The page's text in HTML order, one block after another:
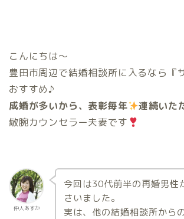
こんにちは〜
豊田市周辺で結婚相談所に入るなら『
おすすめ♪
成婚が多いから、表彰毎年
連続いた
敏腕カウンセラー夫妻です
仲人あすか
今回は30代前半の再婚男性
さいました。
実は、他の結婚相談所から